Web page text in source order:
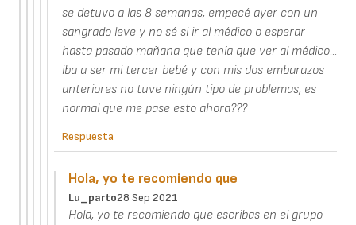
se detuvo a las 8 semanas, empecé ayer con un
sangrado leve y no sé si ir al médico o esperar
hasta pasado mañana que tenía que ver al médico...
iba a ser mi tercer bebé y con mis dos embarazos
anteriores no tuve ningún tipo de problemas, es
normal que me pase esto ahora???
Respuesta
Hola, yo te recomiendo que
Lu_parto28 Sep 2021
Hola, yo te recomiendo que escribas en el grupo